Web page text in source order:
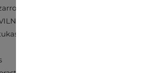
2% ELASTANAS